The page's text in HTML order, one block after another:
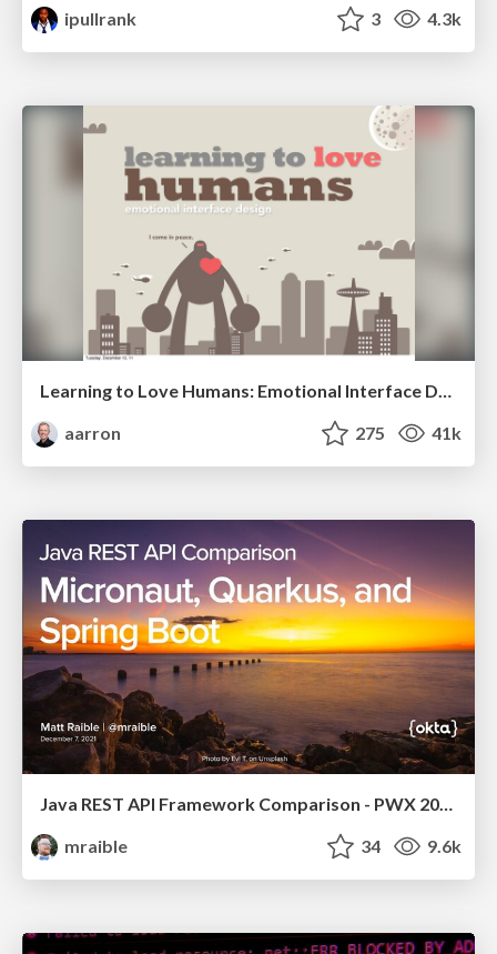
ipullrank
3 4.3k
aarron
275 41k
Java REST API Framework Comparison - PWX 2021
mraible
34 9.6k